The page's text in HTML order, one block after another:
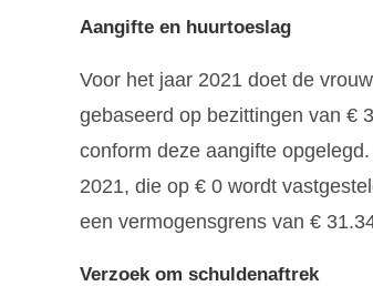
Aangifte en huurtoeslag
Voor het jaar 2021 doet de
gebaseerd op bezittingen van €
conform deze aangifte
2021, die op € 0 wordt
een vermogensgrens van €
Verzoek om schuldenaftrek